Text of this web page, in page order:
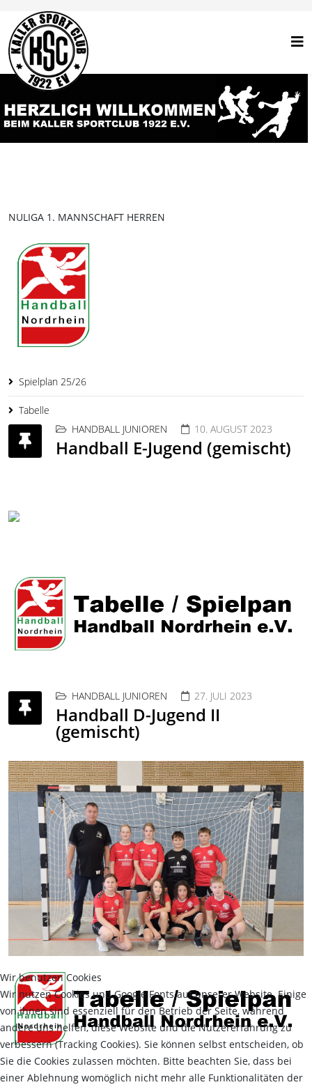
NULIGA 1. MANNSCHAFT HERREN
Spielplan 25/26
Tabelle
HANDBALL JUNIOREN
10. AUGUST 2023
Handball E-Jugend (gemischt)
HANDBALL JUNIOREN 27. JULI 2023
Handball D-Jugend II
(gemischt)
Wir benutzen Cookies
Wir nutzen Cookies und Google Fonts auf unserer Website. Einige
von ihnen sind essenziell für den Betrieb der Seite, während
andere uns helfen, diese Website und die Nutzererfahrung zu
verbessern (Tracking Cookies). Sie können selbst entscheiden, ob
Sie die Cookies zulassen möchten. Bitte beachten Sie, dass bei
einer Ablehnung womöglich nicht mehr alle Funktionalitäten der